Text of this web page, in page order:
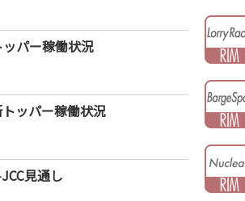
パー稼働状況
ッパー稼働状況
見通し